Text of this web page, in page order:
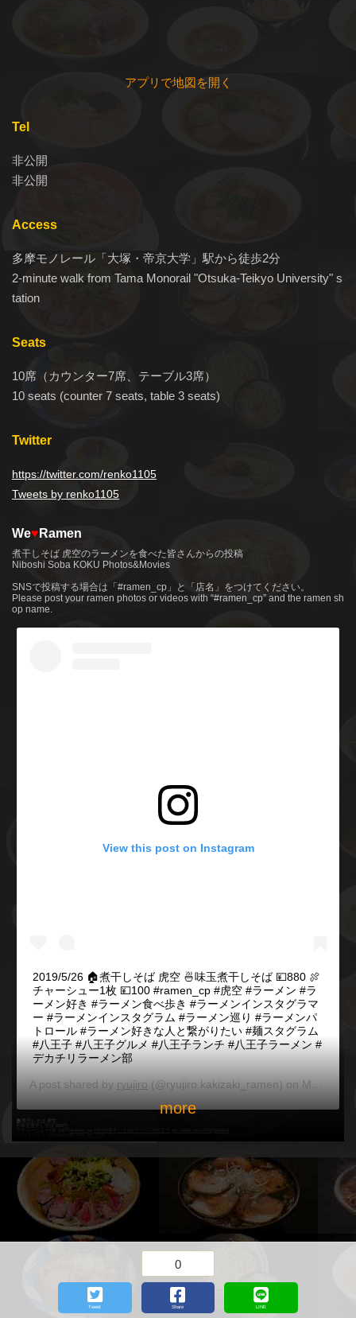
アプリで地図を開く
Tel
非公開
非公開
Access
多摩モノレール「大塚・帝京大学」駅から徒歩2分
2-minute walk from Tama Monorail "Otsuka-Teikyo University" s
tation
Seats
10席（カウンター7席、テーブル3席）
10 seats (counter 7 seats, table 3 seats)
Twitter
https://twitter.com/renko1105
Tweets by renko1105
We♥ Ramen
煮干しそば 虎空のラーメンを食べた皆さんからの投稿
Niboshi Soba KOKU Photos&Movies
SNSで投稿する場合は「#ramen_cp」と「店名」をつけてください。
Please post your ramen photos or videos with “#ramen_cp” and the ramen sh
op name.
View this post on Instagram
2019/5/26 🏠煮干しそば 虎空 🍜味玉煮干しそば 💴880 🍖
チャーシュー1枚 💴100 #ramen_cp #虎空 #ラーメン #ラ
ーメン好き #ラーメン食べ歩き #ラーメンインスタグラマ
ー #ラーメンインスタグラム #ラーメン巡り #ラーメンパ
トロール #ラーメン好きな人と繋がりたい #麺スタグラム
#八王子 #八王子グルメ #八王子ランチ #八王子ラーメン #
デカチリラーメン部
A post shared by ryujiro (@ryujiro.kakizaki_ramen) on May 25, 2019 at 10:59pm PDT
🏠煮干しそば 虎空
more
Tweet
0
Share LINE